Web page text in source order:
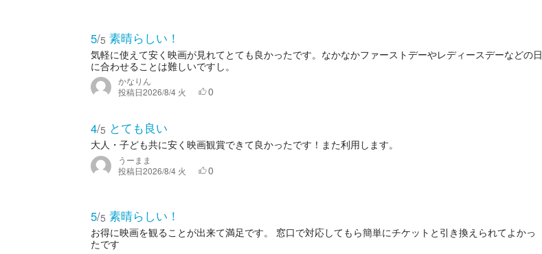
5/5 素晴らしい！
気軽に使えて安く映画が見れてとても良かったです。なかなかファーストデーやレディースデーなどの日
に合わせることは難しいですし。
かなりん
投稿日2026/8/4 火 0
4/5 とても良い
大人・子ども共に安く映画観賞できて良かったです！また利用します。
うーまま
投稿日2026/8/4 火 0
5/5 素晴らしい！
お得に映画を観ることが出来て満足です。 窓口で対応してもら簡単にチケットと引き換えられてよかっ
たです